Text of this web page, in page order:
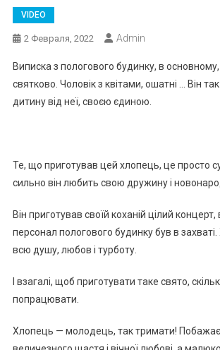
VIDEO
2 Февраля, 2022 Admin
Виписка з пологового будинку, в
святково. Чоловік з квітами, ошатні … Він
дитину від неї, своєю єдиною.
Те, що приготував цей хлопець, це просто
сильно він любить свою дружину і
Він приготував своїй коханій цілий концерт,
персонал пологового будинку був в
всю душу, любов і турботу.
І взагалі, щоб приготувати таке свято,
попрацювати.
Хлопець — молодець, так тримати!